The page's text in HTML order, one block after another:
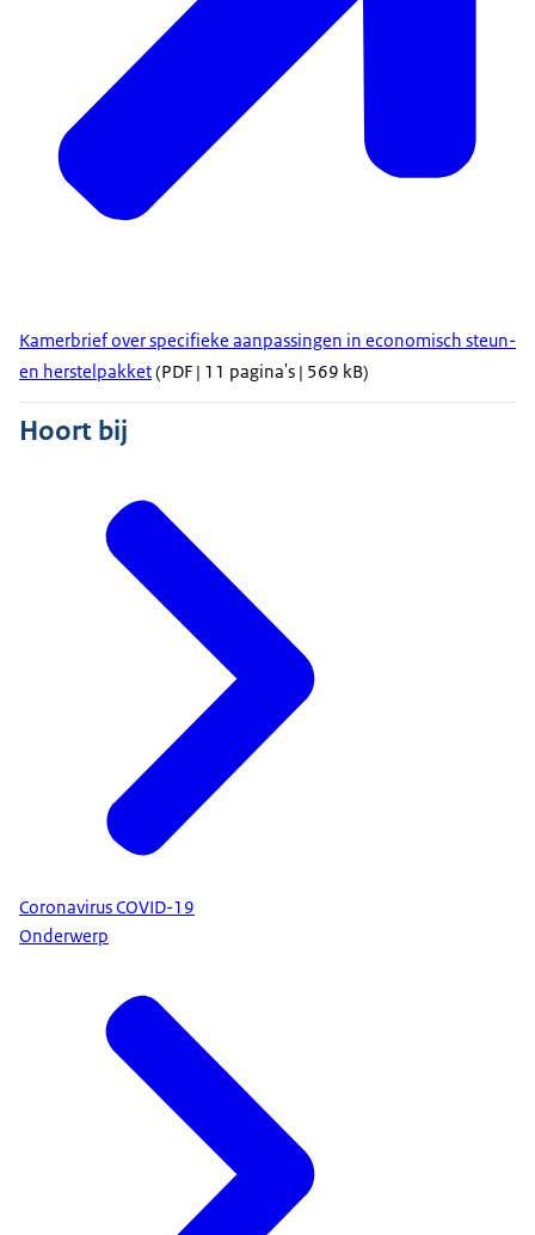
Kamerbrief over specifieke aanpassingen in economisch steun-
en herstelpakket(PDF | 11 pagina's | 569 kB)
Hoort bij
Coronavirus COVID-19
Onderwerp